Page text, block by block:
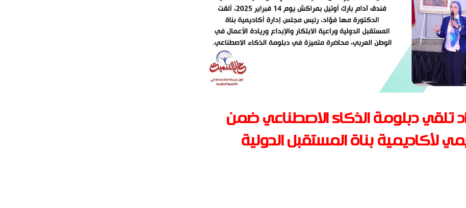
تلقي دبلومة الذكاء الاصطناعي ضمن
لأكاديمية بناة المستقبل الدولية